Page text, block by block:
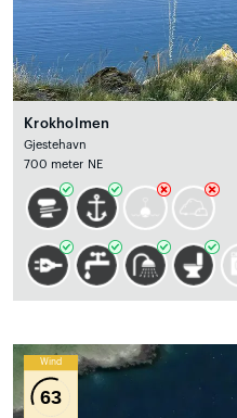
Krokholmen
Gjestehavn
700 meter NE
Wind
63